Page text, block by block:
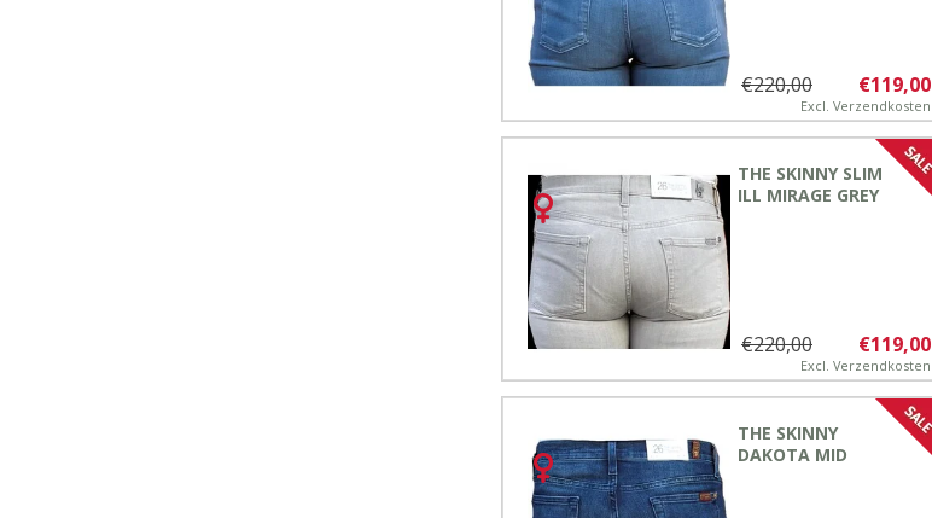
€119,00
€220,00
Excl. Verzendkosten
THE SKINNY SLIM
ILL MIRAGE GREY
€119,00
€220,00
Excl. Verzendkosten
THE SKINNY
DAKOTA MID